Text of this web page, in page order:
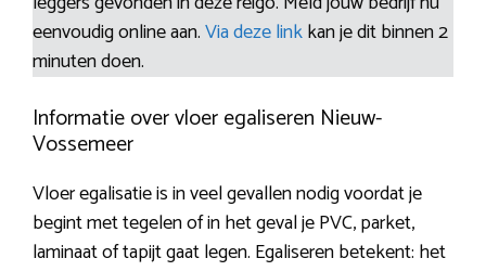
eenvoudig online aan.Via deze linkkan je dit binnen 2
minuten doen.
Informatie over vloer egaliseren Nieuw-
Vossemeer
Vloer egalisatie is in veel gevallen nodig voordat je
begint met tegelen of in het geval je PVC, parket,
laminaat of tapijt gaat legen. Egaliseren betekent: het